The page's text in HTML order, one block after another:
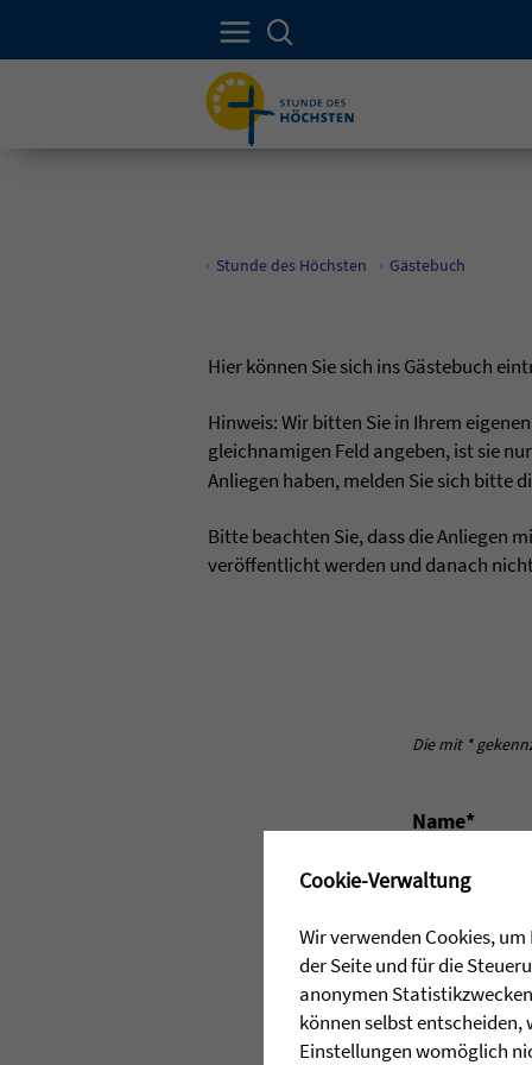
Stunde des Höchsten Gästebuch
Hier können Sie sich ins Gästebuch
Hinweis: Wir bitten Sie in Ihrem
gleichnamigen Feld angeben, ist sie
Anliegen haben, melden Sie sich bitte
Bitte beachten Sie, dass die Anliegen
veröffentlicht werden und danach
Die mit *
Name*
Bestätigung
Cookie-Verwaltung
Wir verwenden Cookies,
der Seite und für die
anonymen
können selbst entscheiden,
Einstellungen womöglich